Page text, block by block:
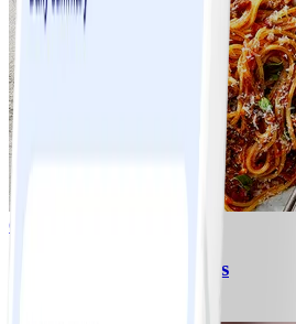
6
Spagetti med köttfärssås